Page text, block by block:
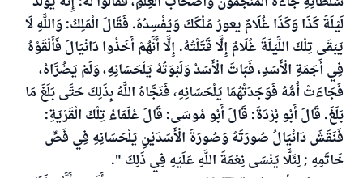
لَيْلَةَ كَذَا وَكَذَا غُلَامٌ يعورُ مُلْكَكَ وَيُفْسِدُهُ. فَقَالَ الْمَلِكُ: وَاللَّهِ لَا
يَبْقَى تِلْكَ اللَّيْلَةَ غُلَامٌ إِلَّا قَتَلْتُهُ. إِلَّا أَنَّهُمْ أَخَذُوا دَانْيَالَ فَأَلْقَوْهُ
فِي أَجَمَةِ الْأَسَدِ، فَبَاتَ الْأَسَدُ وَلَبْوَتُهُ يَلْحَسَانِهِ، وَلَمْ يَضُرَّاهُ،
فَجَاءَتْ أُمُّهُ فَوَجَدَتْهُمَا يَلْحَسَانِهِ، فَنَجَّاهُ اللَّهُ بِذَلِكَ حَتَّى بَلَغَ مَا
بَلَغَ. قَالَ أَبُو بُرْدَةَ: قَالَ أَبُو مُوسَى: قَالَ عُلَمَاءُ تِلْكَ الْقَرْيَةِ:
فَنَقَشَ دَانْيَالُ صُورَتَهُ وَصُورَةَ الْأَسَدَيْنِ يَلْحَسَانِهِ فِي فَصِّ
خَاتَمِهِ ; لِئَلَّا يَنْسَى نِعْمَةَ اللَّهِ عَلَيْهِ فِي ذَلِكَ ".